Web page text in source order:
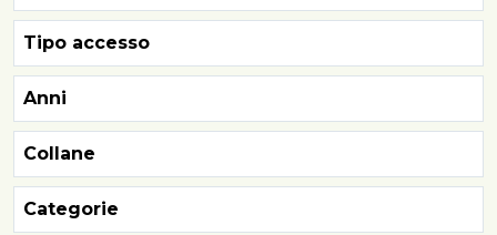
Tipo accesso
Anni
Collane
Categorie